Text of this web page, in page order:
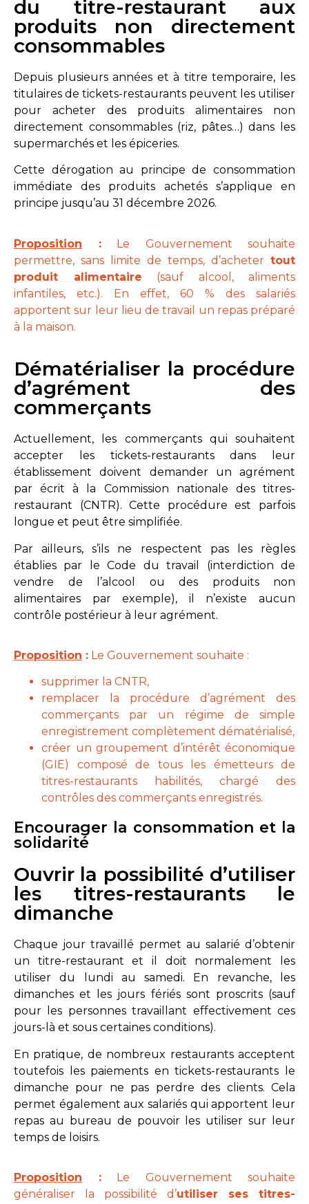
du titre-restaurant aux
produits non directement
consommables
Depuis plusieurs années et à titre temporaire, les
titulaires de tickets-restaurants peuvent les utiliser
pour acheter des produits alimentaires non
directement consommables (riz, pâtes…) dans les
supermarchés et les épiceries.
Cette dérogation au principe de consommation
immédiate des produits achetés s’applique en
principe jusqu’au 31 décembre 2026.
Proposition :
Le Gouvernement souhaite
permettre, sans limite de temps, d’acheter tout
produit alimentaire (sauf alcool, aliments
infantiles, etc.). En effet, 60 % des salariés
apportent sur leur lieu de travail un repas préparé
à la maison.
Dématérialiser la procédure
d’agrément des
commerçants
Actuellement, les commerçants qui souhaitent
accepter les tickets-restaurants dans leur
établissement doivent demander un agrément
par écrit à la Commission nationale des titres-
restaurant (CNTR). Cette procédure est parfois
longue et peut être simplifiée.
Par ailleurs, s’ils ne respectent pas les règles
établies par le Code du travail (interdiction de
vendre de l’alcool ou des produits non
alimentaires par exemple), il n’existe aucun
contrôle postérieur à leur agrément.
Proposition : Le Gouvernement souhaite :
supprimer la CNTR,
remplacer la procédure d’agrément des
commerçants par un régime de simple
enregistrement complètement dématérialisé,
créer un groupement d’intérêt économique
(GIE) composé de tous les émetteurs de
titres-restaurants habilités, chargé des
contrôles des commerçants enregistrés.
Encourager la consommation et la
solidarité
Ouvrir la possibilité d’utiliser
les titres-restaurants le
dimanche
Chaque jour travaillé permet au salarié d’obtenir
un titre-restaurant et il doit normalement les
utiliser du lundi au samedi. En revanche, les
dimanches et les jours fériés sont proscrits (sauf
pour les personnes travaillant effectivement ces
jours-là et sous certaines conditions).
En pratique, de nombreux restaurants acceptent
toutefois les paiements en tickets-restaurants le
dimanche pour ne pas perdre des clients. Cela
permet également aux salariés qui apportent leur
repas au bureau de pouvoir les utiliser sur leur
temps de loisirs.
Proposition :
Le Gouvernement souhaite
généraliser la possibilité d’utiliser ses titres-